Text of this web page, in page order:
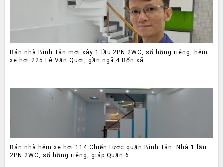
Bán nhà Bình Tân mới xây 1 lầu 2PN 2WC, sổ hồng riêng, hẻm
xe hơi 225 Lê Văn Quới, gần ngã 4 Bốn xã
Bán nhà hẻm xe hơi 114 Chiến Lược quận Bình Tân. Nhà 1 lầu
2PN 2WC, sổ hồng riêng, giáp Quận 6